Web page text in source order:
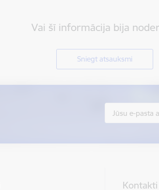
Vai šī informācija bija
Sniegt atsauksmi
Kontakti